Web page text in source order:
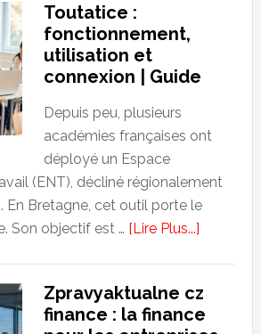
Toutatice :
fonctionnement,
utilisation et
connexion | Guide
Depuis peu, plusieurs
académies françaises ont
déployé un Espace
(ENT), décliné régionalement
En Bretagne, cet outil porte le
Son objectif est … [Lire Plus...]about
utilisation
Zpravyaktualne cz
finance : la finance